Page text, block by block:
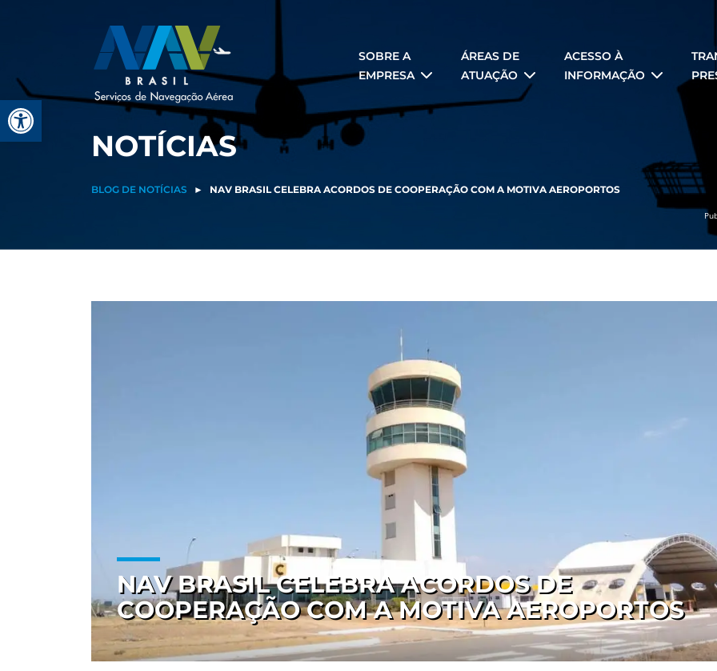
Barra de Ferramentas Aberta
SOBRE A
EMPRESA
ÁREAS DE
ATUAÇÃO
ACESSO À
INFORMAÇÃO
NOTÍCIAS
BLOG DE NOTÍCIAS ► NAV BRASIL CELEBRA ACORDOS DE COOPERAÇÃO COM A MOTIVA AEROPORTOS
NAV BRASIL CELEBRA ACORDOS DE
COOPERAÇÃO COM A MOTIVA AEROPORTOS